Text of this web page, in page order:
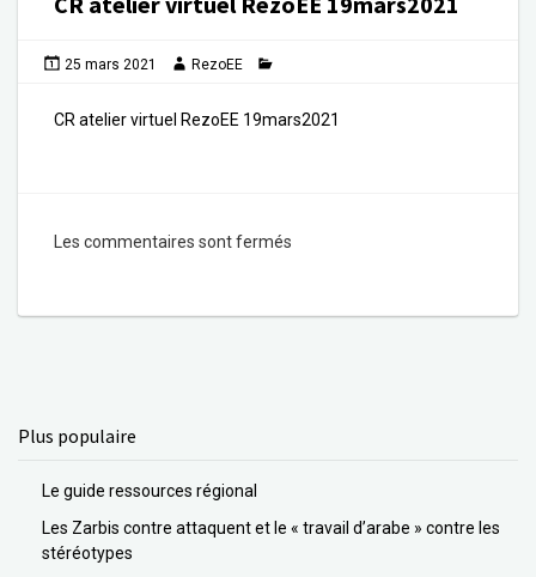
25 mars 2021 RezoEE
CR atelier virtuel RezoEE 19mars2021
Les commentaires sont fermés
Plus populaire
Le guide ressources régional
Les Zarbis contre attaquent et le « travail d’arabe » contre les
stéréotypes